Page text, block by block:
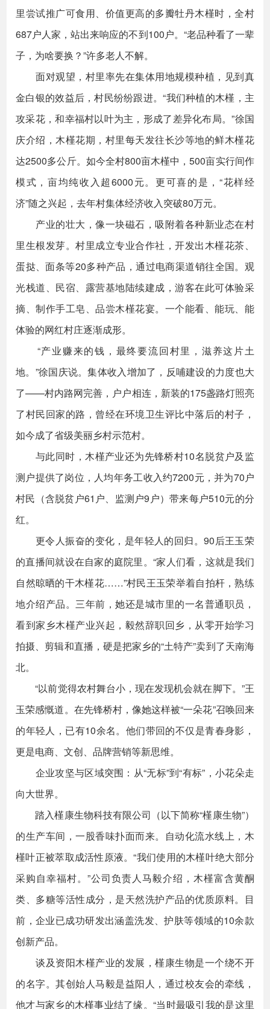
里尝试推广可食用、价值更高的多瓣牡丹木槿时，全村
687户人家，站出来响应的不到100户。“老品种看了一辈
子，为啥要换？”许多老人不解。
面对观望，村里率先在集体用地规模种植，见到真
金白银的效益后，村民纷纷跟进。“我们种植的木槿，主
攻采花，和幸福村以叶为主，形成了差异化布局。”徐国
庆介绍，木槿花期，村里每天发往长沙等地的鲜木槿花
达2500多公斤。如今全村800亩木槿中，500亩实行间作
模式，亩均纯收入超6000元。更可喜的是，“花样经
济”随之兴起，去年村集体经济收入突破80万元。
产业的壮大，像一块磁石，吸附着各种新业态在村
里生根发芽。村里成立专业合作社，开发出木槿花茶、
蛋挞、面条等20多种产品，通过电商渠道销往全国。观
光栈道、民宿、露营基地陆续建成，游客在此可体验采
摘、制作手工皂、品尝木槿花宴。一个能看、能玩、能
体验的网红村庄逐渐成形。
“产业赚来的钱，最终要流回村里，滋养这片土
地。”徐国庆说。集体收入增加了，反哺建设的力度也大
了——村内路网完善，户户相连，新装的175盏路灯照亮
了村民回家的路，曾经在环境卫生评比中落后的村子，
如今成了省级美丽乡村示范村。
与此同时，木槿产业还为先锋桥村10名脱贫户及监
测户提供了岗位，人均年务工收入约7200元，并为70户
村民（含脱贫户61户、监测户9户）带来每户510元的分
红。
更令人振奋的变化，是年轻人的回归。90后王玉荣
的直播间就设在自家的庭院里。“家人们看，这就是我们
自然晾晒的干木槿花……”村民王玉荣举着自拍杆，熟练
地介绍产品。三年前，她还是城市里的一名普通职员，
看到家乡木槿产业兴起，毅然辞职回乡，从零开始学习
拍摄、剪辑和直播，硬是把家乡的“土特产”卖到了天南海
北。
“以前觉得农村舞台小，现在发现机会就在脚下。”王
玉荣感慨道。在先锋桥村，像她这样被“一朵花”召唤回来
的年轻人，已有10余名。他们带回的不仅是青春身影，
更是电商、文创、品牌营销等新思维。
企业攻坚与区域突围：从“无标”到“有标”，小花朵走
向大世界。
踏入槿康生物科技有限公司（以下简称“槿康生物”）
的生产车间，一股香味扑面而来。自动化流水线上，木
槿叶正被萃取成活性原液。“我们使用的木槿叶绝大部分
采购自幸福村。”公司负责人马毅介绍，木槿富含黄酮
类、多糖等活性成分，是天然洗护产品的优质原料。目
前，企业已成功研发出涵盖洗发、护肤等领域的10余款
创新产品。
谈及资阳木槿产业的发展，槿康生物是一个绕不开
的名字。其创始人马毅是益阳人，通过校友会的牵线，
他才与家乡的木槿事业结了缘。“当时最吸引我的是这里